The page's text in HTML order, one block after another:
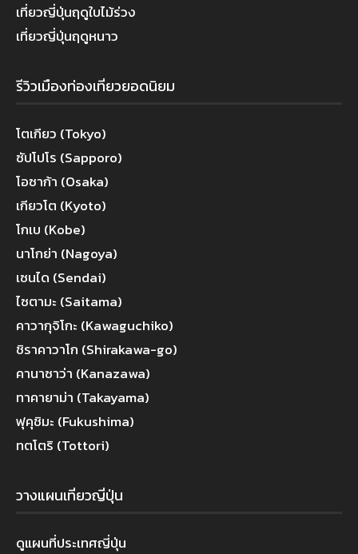
เที่ยวญี่ปุ่นฤดูใบไม้ร่วง
เที่ยวญี่ปุ่นฤดูหนาว
รีวิวเมืองท่องเที่ยวยอดนิยม
โตเกียว (Tokyo)
ซัปโปโร (Sapporo)
โอซาก้า (Osaka)
เกียวโต (Kyoto)
โกเบ (Kobe)
นาโกย่า (Nagoya)
เซนได (Sendai)
ไซตามะ (Saitama)
คาวากุจิโกะ (Kawaguchiko)
ชิราคาวาโก (Shirakawa-go)
คานาซาว่า (Kanazawa)
ทาคายาม่า (Takayama)
ฟุคุชิมะ (Fukushima)
ทตโตริ (Tottori)
วางแผนเที่ยวญี่ปุ่น
ดูแผนที่ประเทศญี่ปุ่น